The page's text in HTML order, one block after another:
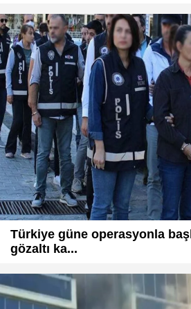
Türkiye güne operasyonla
gözaltı ka...